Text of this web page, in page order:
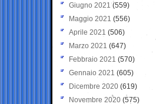
Giugno 2021(559)
Maggio 2021 (556)
Aprile 2021 (506)
Marzo 2021 (647)
Febbraio 2021 (570)
Gennaio 2021 (605)
Dicembre 2020 (619)
Novembre 2020 (575)